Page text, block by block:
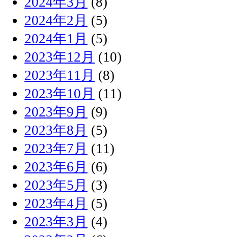
2024年2月 (5)
2024年1月 (5)
2023年12月 (10)
2023年11月 (8)
2023年10月 (11)
2023年9月 (9)
2023年8月 (5)
2023年7月 (11)
2023年6月 (6)
2023年5月 (3)
2023年4月 (5)
2023年3月 (4)